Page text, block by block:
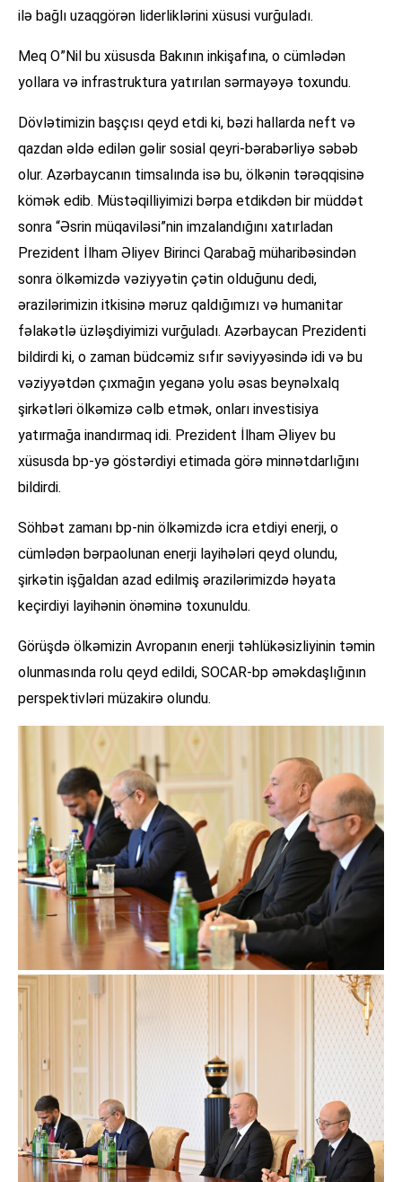
ilə bağlı uzaqgörən liderliklərini xüsusi vurğuladı.
Meq O”Nil bu xüsusda Bakının inkişafına, o cümlədən
yollara və infrastruktura yatırılan sərmayəyə toxundu.
Dövlətimizin başçısı qeyd etdi ki, bəzi hallarda neft və
qazdan əldə edilən gəlir sosial qeyri-bərabərliyə səbəb
olur. Azərbaycanın timsalında isə bu, ölkənin tərəqqisinə
kömək edib. Müstəqilliyimizi bərpa etdikdən bir müddət
sonra “Əsrin müqaviləsi”nin imzalandığını xatırladan
Prezident İlham Əliyev Birinci Qarabağ müharibəsindən
sonra ölkəmizdə vəziyyətin çətin olduğunu dedi,
ərazilərimizin itkisinə məruz qaldığımızı və humanitar
fəlakətlə üzləşdiyimizi vurğuladı. Azərbaycan Prezidenti
bildirdi ki, o zaman büdcəmiz sıfır səviyyəsində idi və bu
vəziyyətdən çıxmağın yeganə yolu əsas beynəlxalq
şirkətləri ölkəmizə cəlb etmək, onları investisiya
yatırmağa inandırmaq idi. Prezident İlham Əliyev bu
xüsusda bp-yə göstərdiyi etimada görə minnətdarlığını
bildirdi.
Söhbət zamanı bp-nin ölkəmizdə icra etdiyi enerji, o
cümlədən bərpaolunan enerji layihələri qeyd olundu,
şirkətin işğaldan azad edilmiş ərazilərimizdə həyata
keçirdiyi layihənin önəminə toxunuldu.
Görüşdə ölkəmizin Avropanın enerji təhlükəsizliyinin təmin
olunmasında rolu qeyd edildi, SOCAR-bp əməkdaşlığının
perspektivləri müzakirə olundu.